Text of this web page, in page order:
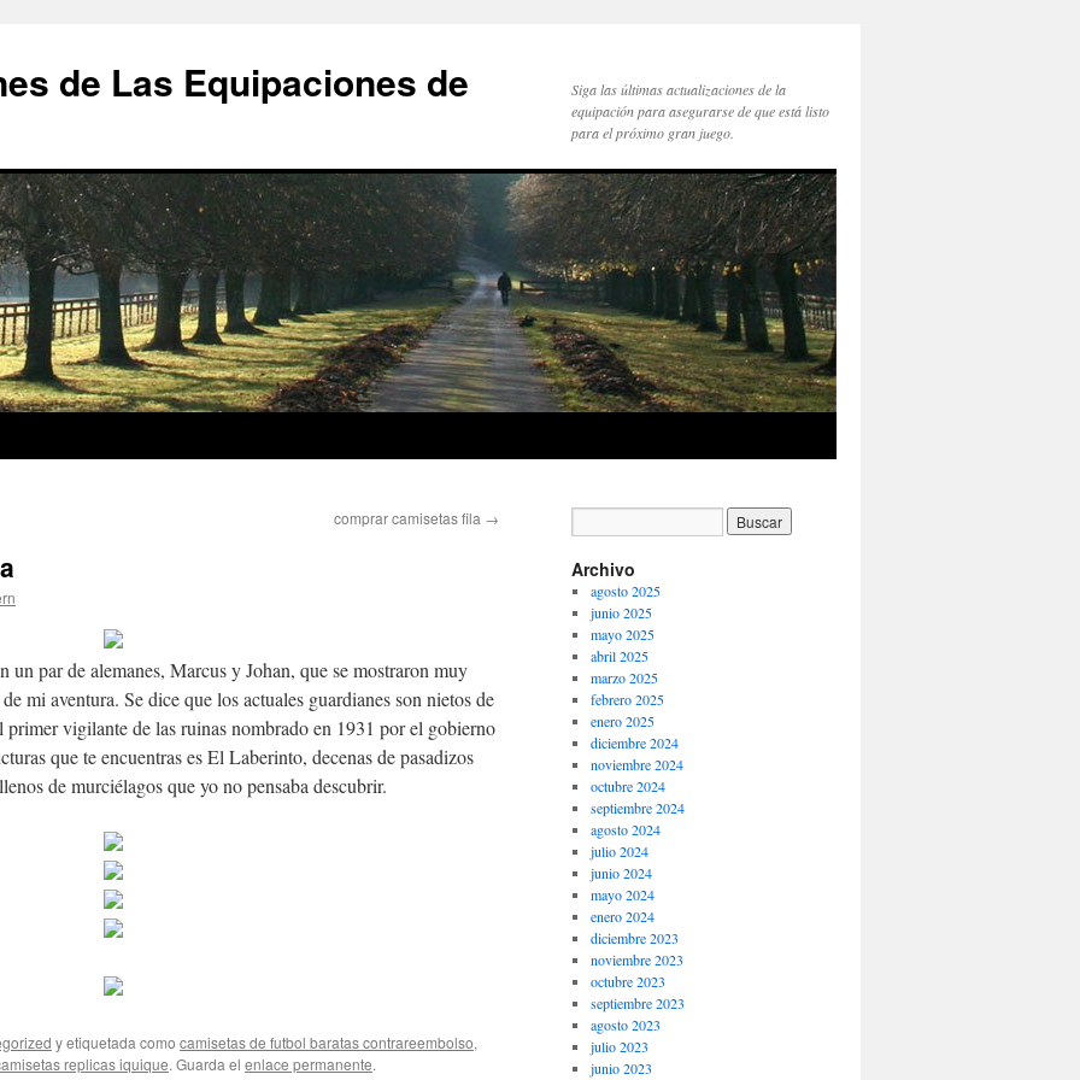
de Las Equipaciones de
Siga las últimas actualizaciones de la
equipación para asegurarse de que está listo
para el próximo gran juego.
comprar camisetas fila →
par de alemanes, Marcus y Johan, que se mostraron muy
mi aventura. Se dice que los actuales guardianes son nietos de
primer vigilante de las ruinas nombrado en 1931 por el gobierno
que te encuentras es El Laberinto, decenas de pasadizos
de murciélagos que yo no pensaba descubrir.
y etiquetada como camisetas de futbol baratas contrareembolso,
replicas iquique. Guarda el enlace permanente.
Archivo
agosto 2025
junio 2025
mayo 2025
abril 2025
marzo 2025
febrero 2025
enero 2025
diciembre 2024
noviembre 2024
octubre 2024
septiembre 2024
agosto 2024
julio 2024
junio 2024
mayo 2024
enero 2024
diciembre 2023
noviembre 2023
octubre 2023
septiembre 2023
agosto 2023
julio 2023
junio 2023